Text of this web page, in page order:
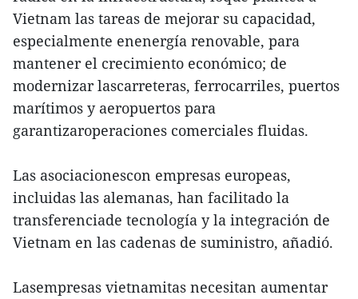
Vietnam las tareas de mejorar su capacidad,
especialmente enenergía renovable, para
mantener el crecimiento económico; de
modernizar lascarreteras, ferrocarriles, puertos
marítimos y aeropuertos para
garantizaroperaciones comerciales fluidas.
Las asociacionescon empresas europeas,
incluidas las alemanas, han facilitado la
transferenciade tecnología y la integración de
Vietnam en las cadenas de suministro, añadió.
Lasempresas vietnamitas necesitan aumentar